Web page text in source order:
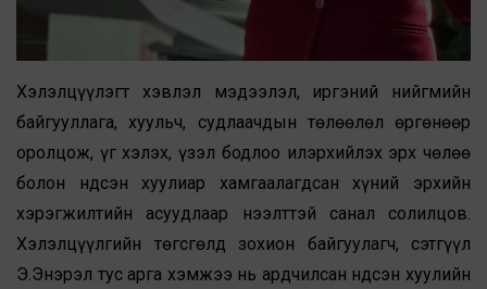
Хэлэлцүүлэгт хэвлэл мэдээлэл, иргэний нийгмийн
байгууллага, хуульч, судлаачдын төлөөлөл өргөнөөр
оролцож, үг хэлэх, үзэл бодлоо илэрхийлэх эрх чөлөө
болон Үндсэн хуулиар хамгаалагдсан хүний эрхийн
хэрэгжилтийн асуудлаар нээлттэй санал солилцов.
Хэлэлцүүлгийн төгсгөлд зохион байгуулагч, сэтгүүл
Э.Энэрэл тус арга хэмжээ нь ардчилсан Үндсэн хуулийн